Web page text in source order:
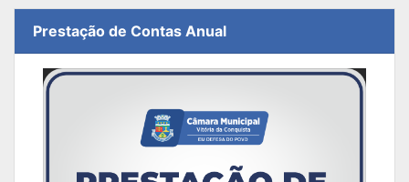
Prestação de Contas Anual